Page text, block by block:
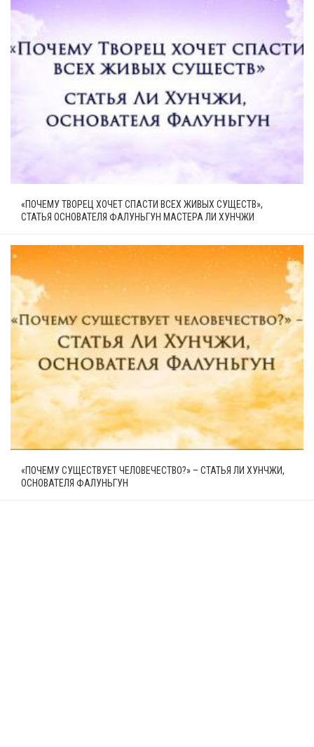
«ПОЧЕМУ ТВОРЕЦ ХОЧЕТ СПАСТИ ВСЕХ ЖИВЫХ СУЩЕСТВ»,
СТАТЬЯ ОСНОВАТЕЛЯ ФАЛУНЬГУН МАСТЕРА ЛИ ХУНЧЖИ
«ПОЧЕМУ СУЩЕСТВУЕТ ЧЕЛОВЕЧЕСТВО?» – СТАТЬЯ ЛИ ХУНЧЖИ,
ОСНОВАТЕЛЯ ФАЛУНЬГУН